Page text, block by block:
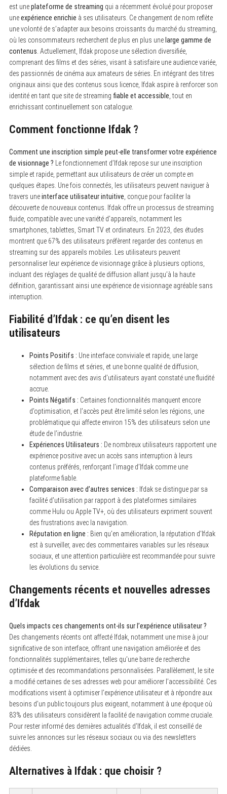
est uneplateforme de streaming qui a récemment évolué pour proposer
uneexpérience enrichie à ses utilisateurs. Ce changement de nom reflète
une volonté de s’adapter aux besoins croissants du marché du streaming,
où les consommateurs recherchent de plus en plus une large gamme de
contenus . Actuellement, Ifdak propose une sélection diversifiée,
comprenant des films et des séries, visant à satisfaire une audience variée,
des passionnés de cinéma aux amateurs de séries. En intégrant des titres
originaux ainsi que des contenus sous licence, Ifdak aspire à renforcer son
identité en tant que site de streaming fiable et accessible , tout en
enrichissant continuellement son catalogue.
Comment fonctionne Ifdak ?
Comment une inscription simple peut-elle transformer votre expérience
de visionnage ? Le fonctionnement d’Ifdak repose sur une inscription
simple et rapide, permettant aux utilisateurs de créer un compte en
quelques étapes. Une fois connectés, les utilisateurs peuvent naviguer à
travers uneinterface utilisateur intuitive , conçue pour faciliter la
découverte de nouveaux contenus. Ifdak offre un processus de streaming
fluide, compatible avec une variété d’appareils, notamment les
smartphones, tablettes, Smart TV et ordinateurs. En 2023, des études
montrent que 67% des utilisateurs préfèrent regarder des contenus en
streaming sur des appareils mobiles. Les utilisateurs peuvent
personnaliser leur expérience de visionnage grâce à plusieurs options,
incluant des réglages de qualité de diffusion allant jusqu’à la haute
définition, garantissant ainsi une expérience de visionnage agréable sans
interruption.
Fiabilité d’Ifdak : ce qu’en disent les
utilisateurs
Points Positifs : Une interface conviviale et rapide, une large
sélection de films et séries, et une bonne qualité de diffusion,
notamment avec des avis d’utilisateurs ayant constaté une fluidité
accrue.
Points Négatifs : Certaines fonctionnalités manquent encore
d’optimisation, et l’accès peut être limité selon les régions, une
problématique qui affecte environ 15% des utilisateurs selon une
étude de l’industrie.
Expériences Utilisateurs : De nombreux utilisateurs rapportent une
expérience positive avec un accès sans interruption à leurs
contenus préférés, renforçant l’image d’Ifdak comme une
plateforme fiable.
Comparaison avec d’autres services : Ifdak se distingue par sa
facilité d’utilisation par rapport à des plateformes similaires
comme Hulu ou Apple TV+, où des utilisateurs expriment souvent
des frustrations avec la navigation.
Réputation en ligne : Bien qu’en amélioration, la réputation d’Ifdak
est à surveiller, avec des commentaires variables sur les réseaux
sociaux, et une attention particulière est recommandée pour suivre
les évolutions du service.
Changements récents et nouvelles adresses
d’Ifdak
Quels impacts ces changements ont-ils sur l’expérience utilisateur ?
Des changements récents ont affecté Ifdak, notamment une mise à jour
significative de son interface, offrant une navigation améliorée et des
fonctionnalités supplémentaires, telles qu’une barre de recherche
optimisée et des recommandations personnalisées. Parallèlement, le site
a modifié certaines de ses adresses web pour améliorer l’accessibilité. Ces
modifications visent à optimiser l’expérience utilisateur et à répondre aux
besoins d’un public toujours plus exigeant, notamment à une époque où
83% des utilisateurs considèrent la facilité de navigation comme cruciale.
Pour rester informé des dernières actualités d’Ifdak, il est conseillé de
suivre les annonces sur les réseaux sociaux ou via des newsletters
dédiées.
Alternatives à Ifdak : que choisir ?